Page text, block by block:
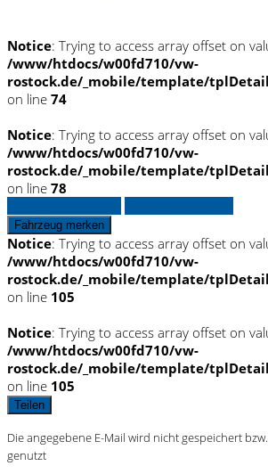
Notice: Trying to access array offset on
/www/htdocs/w00fd710/vw-
rostock.de/_mobile/template/
on line 74
Notice: Trying to access array offset on
/www/htdocs/w00fd710/vw-
rostock.de/_mobile/template/
on line 78
Fahrzeug merken
Notice: Trying to access array offset on
/www/htdocs/w00fd710/vw-
rostock.de/_mobile/template/
on line 105
Notice: Trying to access array offset on
/www/htdocs/w00fd710/vw-
rostock.de/_mobile/template/
on line 105
Teilen
Die angegebene E-Mail wird nicht gespeichert
genutzt